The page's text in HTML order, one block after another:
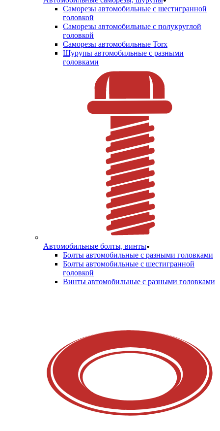
Саморезы автомобильные с шестигранной
головкой
Саморезы автомобильные с полукруглой
головкой
Саморезы автомобильные Torx
Шурупы автомобильные с разными
головками
Автомобильные болты, винты
Болты автомобильные с разными головками
Болты автомобильные с шестигранной
головкой
Винты автомобильные с разными головками